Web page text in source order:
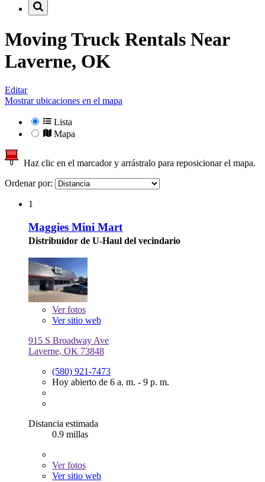
Moving Truck Rentals Near
Laverne, OK
Editar
Mostrar ubicaciones en el mapa
Lista
Mapa
Haz clic en el marcador y arrástralo para reposicionar el mapa.
Ordenar por:
1
Maggies Mini Mart
Distribuidor de U-Haul del vecindario
Verfotos
Ver sitio web
915 S Broadway Ave
Laverne, OK 73848
(580) 921-7473
Hoy abierto de 6 a. m. - 9 p. m.
Distancia estimada
0.9 millas
Verfotos
Ver sitio web